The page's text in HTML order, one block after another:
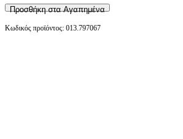
Προσθήκη στα Αγαπημένα
013.797067